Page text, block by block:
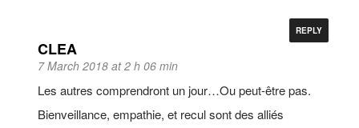
CLEA
7 March 2018 at 2 h 06 min
REPLY
Les autres comprendront un jour…Ou peut-être pas.
Bienveillance, empathie, et recul sont des alliés